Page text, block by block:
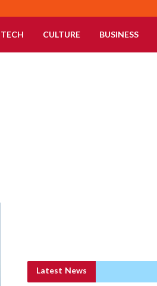
TECH CULTURE BUSINESS
Latest News